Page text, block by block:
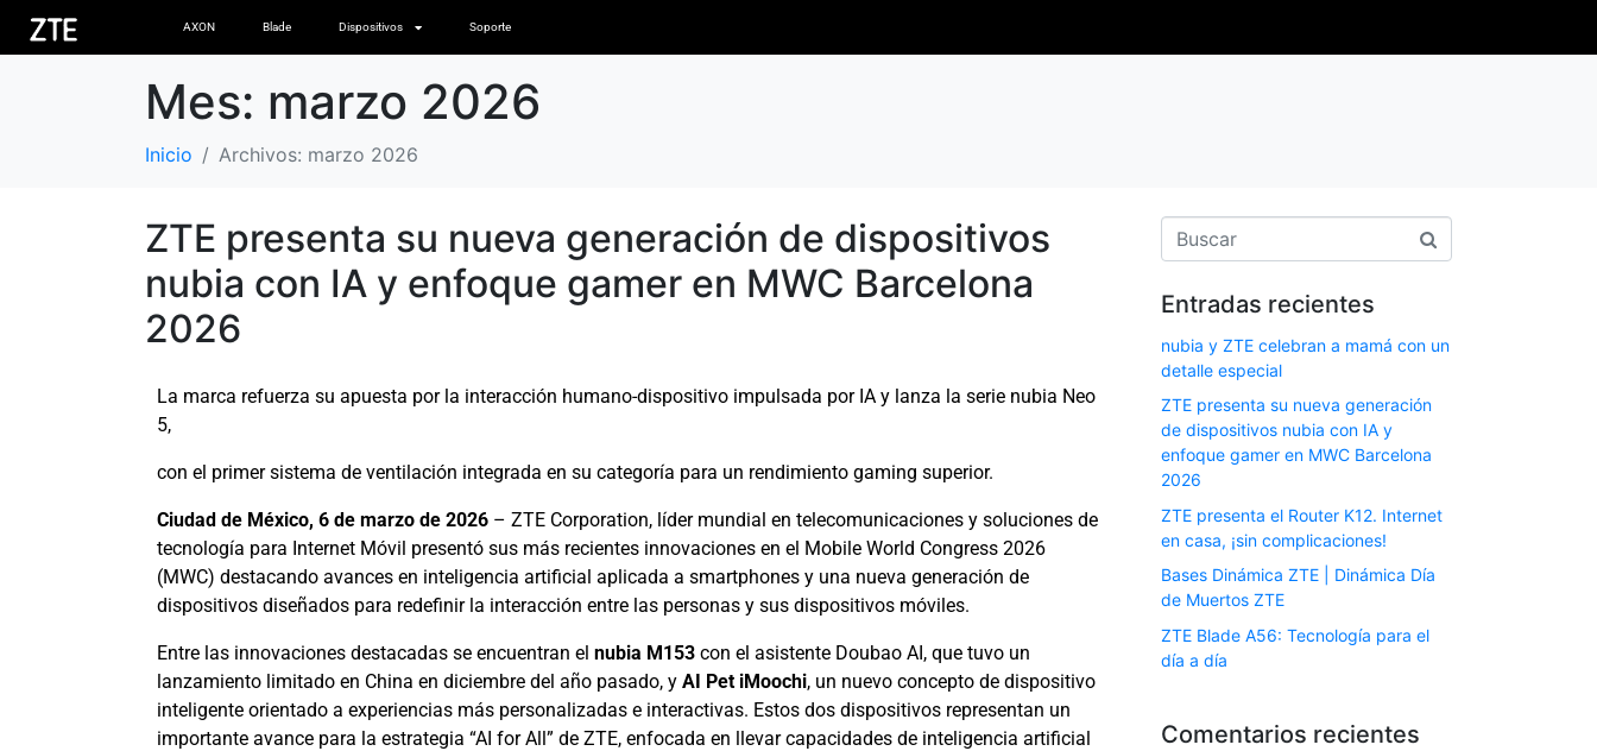
AXON Blade Dispositivos Soporte
Mes: marzo 2026
Inicio Archivos: marzo 2026
ZTE presenta su nueva generación de dispositivos
nubia con IA y enfoque gamer en MWC Barcelona
2026
La marca refuerza su apuesta por la interacción humano-dispositivo impulsada por IA y lanza la serie nubia Neo
5,
con el primer sistema de ventilación integrada en su categoría para un rendimiento gaming superior.
Ciudad de México, 6 de marzo de 2026 – ZTE Corporation, líder mundial en telecomunicaciones y soluciones de
tecnología para Internet Móvil presentó sus más recientes innovaciones en el Mobile World Congress 2026
(MWC) destacando avances en inteligencia artificial aplicada a smartphones y una nueva generación de
dispositivos diseñados para redefinir la interacción entre las personas y sus dispositivos móviles.
Entre las innovaciones destacadas se encuentran el nubia M153 con el asistente Doubao AI, que tuvo un
lanzamiento limitado en China en diciembre del año pasado, y AI Pet iMoochi, un nuevo concepto de dispositivo
inteligente orientado a experiencias más personalizadas e interactivas. Estos dos dispositivos representan un
importante avance para la estrategia “AI for All” de ZTE, enfocada en llevar capacidades de inteligencia artificial
Entradas recientes
nubia y ZTE celebran a mamá con un
detalle especial
ZTE presenta su nueva generación
de dispositivos nubia con IA y
enfoque gamer en MWC Barcelona
2026
ZTE presenta el Router K12. Internet
en casa, ¡sin complicaciones!
Bases Dinámica ZTE | Dinámica Día
de Muertos ZTE
ZTE Blade A56: Tecnología para el
día a día
Comentarios recientes